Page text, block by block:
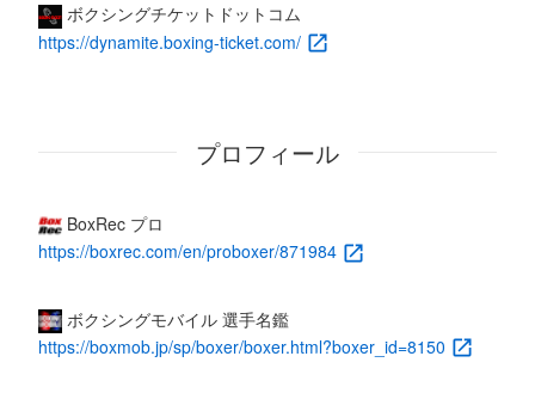
ボクシングチケットドットコム
https://dynamite.boxing-ticket.com/
プロフィール
BoxRec プロ
https://boxrec.com/en/proboxer/871984
ボクシングモバイル 選手名鑑
https://boxmob.jp/sp/boxer/boxer.html?boxer_id=8150